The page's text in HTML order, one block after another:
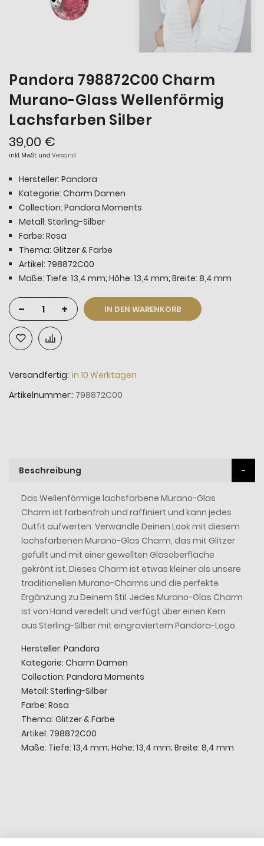
Pandora 798872C00 Charm
Murano-Glass Wellenförmig
Lachsfarben Silber
39,00 €
inkl. MwSt. und Versand
Hersteller: Pandora
Kategorie: Charm Damen
Collection: Pandora Moments
Metall: Sterling-Silber
Farbe: Rosa
Thema: Glitzer & Farbe
Artikel: 798872C00
Maße: Tiefe: 13,4 mm; Höhe: 13,4 mm; Breite: 8,4 mm
- + IN DEN WARENKORB
Versandfertig: in 10 Werktagen
Artikelnummer: 798872C00
Beschreibung
Das Wellenförmige lachsfarbene Murano-Glas
Charm ist farbenfroh und raffiniert und kann jedes
Outfit aufwerten. Verwandle Deinen Look mit diesem
lachsfarbenen Murano-Glas Charm, das mit Glitzer
gefüllt und mit einer gewellten Glasoberfläche
gekrönt ist. Dieses Charm ist etwas kleiner als unsere
traditionellen Murano-Charms und die perfekte
Ergänzung zu Deinem Stil. Jedes Murano-Glas Charm
ist von Hand veredelt und verfügt über einen Kern
aus Sterling-Silber mit eingraviertem Pandora-Logo.
Hersteller: Pandora
Kategorie: Charm Damen
Collection: Pandora Moments
Metall: Sterling-Silber
Farbe: Rosa
Thema: Glitzer & Farbe
Artikel: 798872C00
Maße: Tiefe: 13,4 mm; Höhe: 13,4 mm; Breite: 8,4 mm